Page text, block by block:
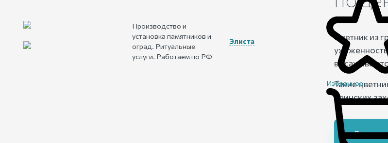
Производство и
установка памятников и
оград. Ритуальные
услуги. Работаем по РФ
Элиста
Избранное
Цветник из
Такие
воинских